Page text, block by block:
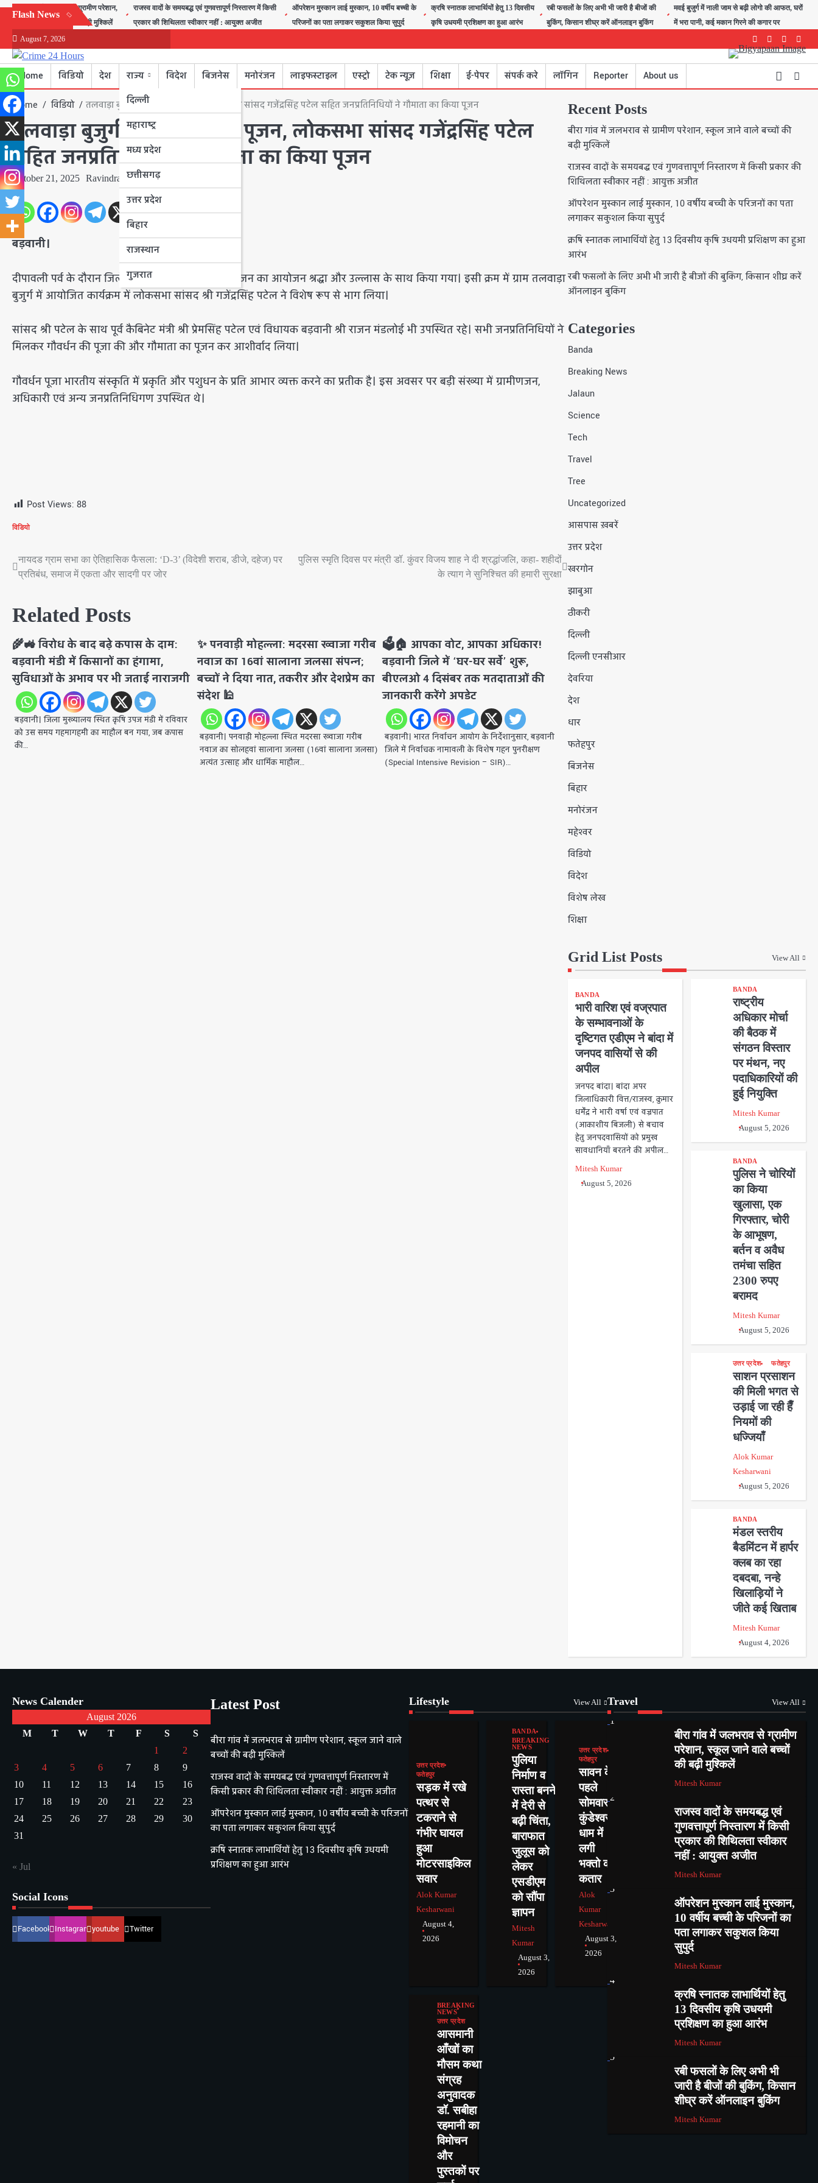
Skip
content
Flash News
बीरा गांव में जलभराव से ग्रामीण परेशान,
स्कूल जाने वाले बच्चों की बढ़ी मुश्किलें
राजस्व वादों के समयबद्ध एवं गुणवत्तापूर्ण निस्तारण में किसी
प्रकार की शिथिलता स्वीकार नहीं : आयुक्त अजीत
ऑपरेशन मुस्कान लाई मुस्कान, 10 वर्षीय बच्ची के
परिजनों का पता लगाकर सकुशल किया सुपुर्द
क्रषि स्नातक लाभार्थियों हेतु 13 दिवसीय
कृषि उधयमी प्रशिक्षण का हुआ आरंभ
रबी फसलों के लिए अभी भी जारी है बीजों की
बुकिंग, किसान शीघ्र करें ऑनलाइन बुकिंग
मवई बुजुर्ग में नाली जाम से बढ़ी लोगो की आफत, घरों
में भरा पानी, कई मकान गिरने की कगार पर
August 7, 2026 Facebook
Instagram
youtube
Home विडियो देश
राज्य
दिल्ली
महाराष्ट्र
मध्य प्रदेश
छत्तीसगढ़
उत्तर प्रदेश
बिहार
राजस्थान
गुजरात
विदेश बिजनेस मनोरंजन लाइफस्टाइल एस्ट्रो टेक न्यूज़ शिक्षा ई-पेपर संपर्क करे लॉगिन Reporter About us
Home विडियो तलवाड़ा बुजुर्ग में हुआ गौवर्धन पूजन, लोकसभा सांसद गजेंद्रसिंह पटेल सहित जनप्रतिनिधियों ने गौमाता का किया पूजन
तलवाड़ा बुजुर्ग में हुआ गौवर्धन पूजन, लोकसभा सांसद गजेंद्रसिंह पटेल
सहित जनप्रतिनिधियों ने गौमाता का किया पूजन
October 21, 2025 Ravindra Nagar
बड़वानी।
दीपावली पर्व के दौरान जिले के विभिन्न गाँवों में गौवर्धन पूजन का आयोजन श्रद्धा और उल्लास के साथ किया गया। इसी क्रम में ग्राम तलवाड़ा
बुजुर्ग में आयोजित कार्यक्रम में लोकसभा सांसद श्री गजेंद्रसिंह पटेल ने विशेष रूप से भाग लिया।
सांसद श्री पटेल के साथ पूर्व कैबिनेट मंत्री श्री प्रेमसिंह पटेल एवं विधायक बड़वानी श्री राजन मंडलोई भी उपस्थित रहे। सभी जनप्रतिनिधियों ने
मिलकर गौवर्धन की पूजा की और गौमाता का पूजन कर आशीर्वाद लिया।
गौवर्धन पूजा भारतीय संस्कृति में प्रकृति और पशुधन के प्रति आभार व्यक्त करने का प्रतीक है। इस अवसर पर बड़ी संख्या में ग्रामीणजन,
अधिकारी एवं अन्य जनप्रतिनिधिगण उपस्थित थे।
Post Views: 88
विडियो
Post
navigation
नायदड ग्राम सभा का ऐतिहासिक फैसला: ‘D-3’ (विदेशी शराब, डीजे, दहेज) पर
प्रतिबंध, समाज में एकता और सादगी पर जोर
पुलिस स्मृति दिवस पर मंत्री डॉ. कुंवर विजय शाह ने दी श्रद्धांजलि, कहा- शहीदों
के त्याग ने सुनिश्चित की हमारी सुरक्षा
Related Posts
🌾🚜 विरोध के बाद बढ़े कपास के दाम:
बड़वानी मंडी में किसानों का हंगामा,
सुविधाओं के अभाव पर भी जताई नाराजगी
बड़वानी। ​जिला मुख्यालय स्थित कृषि उपज मंडी में रविवार
को उस समय गहमागहमी का माहौल बन गया, जब कपास
की…
✨ पनवाड़ी मोहल्ला: मदरसा ख्वाजा गरीब
नवाज का 16वां सालाना जलसा संपन्न;
बच्चों ने दिया नात, तकरीर और देशप्रेम का
संदेश 🕌
बड़वानी। ​पनवाड़ी मोहल्ला स्थित मदरसा ख्वाजा गरीब
नवाज का सोलहवां सालाना जलसा (16वां सालाना जलसा)
अत्यंत उत्साह और धार्मिक माहौल…
🗳️🏠 आपका वोट, आपका अधिकार!
बड़वानी जिले में ‘घर-घर सर्वे’ शुरू,
बीएलओ 4 दिसंबर तक मतदाताओं की
जानकारी करेंगे अपडेट
बड़वानी। ​भारत निर्वाचन आयोग के निर्देशानुसार, बड़वानी
जिले में निर्वाचक नामावली के विशेष गहन पुनरीक्षण
(Special Intensive Revision – SIR)…
Recent Posts
बीरा गांव में जलभराव से ग्रामीण परेशान, स्कूल जाने वाले बच्चों की
बढ़ी मुश्किलें
राजस्व वादों के समयबद्ध एवं गुणवत्तापूर्ण निस्तारण में किसी प्रकार की
शिथिलता स्वीकार नहीं : आयुक्त अजीत
ऑपरेशन मुस्कान लाई मुस्कान, 10 वर्षीय बच्ची के परिजनों का पता
लगाकर सकुशल किया सुपुर्द
क्रषि स्नातक लाभार्थियों हेतु 13 दिवसीय कृषि उधयमी प्रशिक्षण का हुआ
आरंभ
रबी फसलों के लिए अभी भी जारी है बीजों की बुकिंग, किसान शीघ्र करें
ऑनलाइन बुकिंग
Categories
Banda
Breaking News
Jalaun
Science
Tech
Travel
Tree
Uncategorized
आसपास ख़बरें
उत्तर प्रदेश
खरगोन
झाबुआ
ठीकरी
दिल्ली
दिल्ली एनसीआर
देवरिया
देश
धार
फतेहपुर
बिजनेस
बिहार
मनोरंजन
महेश्वर
विडियो
विदेश
विशेष लेख
शिक्षा
Grid List Posts View All
BANDA
भारी वारिश एवं वज्रपात
के सम्भावनाओं के
दृष्टिगत एडीएम ने बांदा में
जनपद वासियों से की
अपील
जनपद बांदा। बांदा अपर
जिलाधिकारी वित्त/राजस्व, कुमार
धर्मेंद्र ने भारी वर्षा एवं वज्रपात
(आकाशीय बिजली) से बचाव
हेतु जनपदवासियों को प्रमुख
सावधानियाँ बरतने की अपील…
Mitesh Kumar
August 5, 2026
BANDA
राष्ट्रीय
अधिकार मोर्चा
की बैठक में
संगठन विस्तार
पर मंथन, नए
पदाधिकारियों की
हुई नियुक्ति
Mitesh Kumar
August 5, 2026
BANDA
पुलिस ने चोरियों
का किया
खुलासा, एक
गिरफ्तार, चोरी
के आभूषण,
बर्तन व अवैध
तमंचा सहित
2300 रुपए
बरामद
Mitesh Kumar
August 5, 2026
उत्तर प्रदेश फतेहपुर
साशन प्रसाशन
की मिली भगत से
उड़ाई जा रही हैँ
नियमों की
धज्जियाँ
Alok Kumar
Kesharwani
August 5, 2026
BANDA
मंडल स्तरीय
बैडमिंटन में हार्पर
क्लब का रहा
दबदबा, नन्हे
खिलाड़ियों ने
जीते कई खिताब
Mitesh Kumar
August 4, 2026
News Calender
August 2026
M
T W T F S
S
1
2
3
4 5 6 7 8
9
10
11 12 13 14 15
16
17
18 19 20 21 22
23
24
25 26 27 28 29
30
31
« Jul
Social Icons
Facebook Instagramyoutube Twitter
Latest Post
बीरा गांव में जलभराव से ग्रामीण परेशान, स्कूल जाने वाले
बच्चों की बढ़ी मुश्किलें
राजस्व वादों के समयबद्ध एवं गुणवत्तापूर्ण निस्तारण में
किसी प्रकार की शिथिलता स्वीकार नहीं : आयुक्त अजीत
ऑपरेशन मुस्कान लाई मुस्कान, 10 वर्षीय बच्ची के परिजनों
का पता लगाकर सकुशल किया सुपुर्द
क्रषि स्नातक लाभार्थियों हेतु 13 दिवसीय कृषि उधयमी
प्रशिक्षण का हुआ आरंभ
Lifestyle View All
उत्तर प्रदेश
फतेहपुर
सड़क में रखे
पत्थर से
टकराने से
गंभीर घायल
हुआ
मोटरसाइकिल
सवार
Alok Kumar
Kesharwani
August 4,
2026
BANDA
BREAKING
NEWS
पुलिया
निर्माण व
रास्ता बनने
में देरी से
बढ़ी चिंता,
बाराफात
जुलूस को
लेकर
एसडीएम
को सौंपा
ज्ञापन
Mitesh
Kumar
August 3,
2026
उत्तर प्रदेश
फतेहपुर
सावन के
पहले
सोमवार में
कुंडेश्वर
धाम में
लगी
भक्तो की
कतार
Alok
Kumar
Kesharwani
August 3,
2026
BREAKING
NEWS
उत्तर प्रदेश
आसमानी
आँखों का
मौसम कथा
संग्रह
अनुवादक
डॉ. सबीहा
रहमानी का
विमोचन
और
पुस्तकों पर
Travel View All
1
बीरा गांव में जलभराव से ग्रामीण
परेशान, स्कूल जाने वाले बच्चों
की बढ़ी मुश्किलें
Mitesh Kumar
2
राजस्व वादों के समयबद्ध एवं
गुणवत्तापूर्ण निस्तारण में किसी
प्रकार की शिथिलता स्वीकार
नहीं : आयुक्त अजीत
Mitesh Kumar
3
ऑपरेशन मुस्कान लाई मुस्कान,
10 वर्षीय बच्ची के परिजनों का
पता लगाकर सकुशल किया
सुपुर्द
Mitesh Kumar
4
क्रषि स्नातक लाभार्थियों हेतु
13 दिवसीय कृषि उधयमी
प्रशिक्षण का हुआ आरंभ
Mitesh Kumar
5
रबी फसलों के लिए अभी भी
जारी है बीजों की बुकिंग, किसान
शीघ्र करें ऑनलाइन बुकिंग
Mitesh Kumar